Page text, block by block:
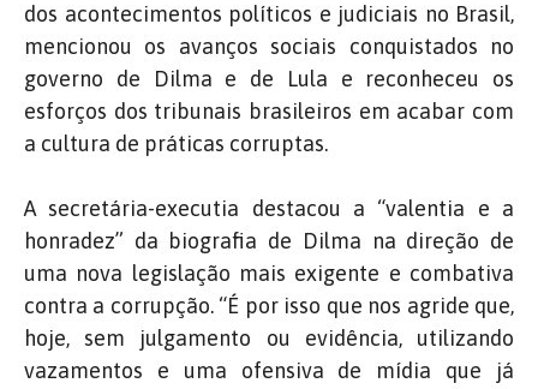
dos acontecimentos políticos e judiciais no Brasil,
mencionou os avanços sociais conquistados no
governo de Dilma e de Lula e reconheceu os
esforços dos tribunais brasileiros em acabar com
a cultura de práticas corruptas.
A secretária-executia destacou a “valentia e a
honradez” da biografia de Dilma na direção de
uma nova legislação mais exigente e combativa
contra a corrupção. “É por isso que nos agride que,
hoje, sem julgamento ou evidência, utilizando
vazamentos e uma ofensiva de mídia que já